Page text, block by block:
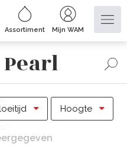
Assortiment Mijn WAM
Hoogte